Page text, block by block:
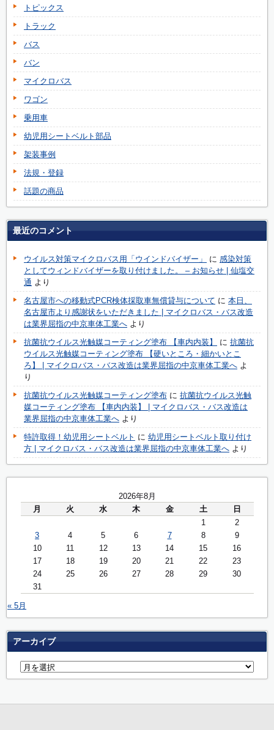
トピックス
トラック
バス
バン
マイクロバス
ワゴン
乗用車
幼児用シートベルト部品
架装事例
法規・登録
話題の商品
最近のコメント
ウイルス対策マイクロバス用「ウインドバイザー」 に 感染対策
としてウィンドバイザーを取り付けました。 – お知らせ | 仙塩交
通 より
名古屋市への移動式PCR検体採取車無償貸与について に 本日、
名古屋市より感謝状をいただきました | マイクロバス・バス改造
は業界屈指の中京車体工業へ より
抗菌抗ウイルス光触媒コーティング塗布 【車内内装】
に 抗菌抗
ウイルス光触媒コーティング塗布 【硬いところ・細かいとこ
ろ】 | マイクロバス・バス改造は業界屈指の中京車体工業へ よ
り
抗菌抗ウイルス光触媒コーティング塗布 に 抗菌抗ウイルス光触
媒コーティング塗布 【車内内装】 | マイクロバス・バス改造は
業界屈指の中京車体工業へ より
特許取得！幼児用シートベルト に 幼児用シートベルト取り付け
方 | マイクロバス・バス改造は業界屈指の中京車体工業へ より
2026年8月
月
火 水 木 金 土
日
1
2
3
4 5 6 7 8
9
10
11 12 13 14 15
16
17
18 19 20 21 22
23
24
25 26 27 28 29
30
31
« 5月
アーカイブ